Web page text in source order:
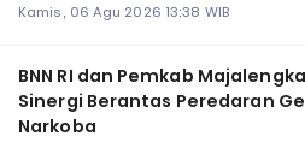
Kamis, 06 Agu 2026 13:38 WIB
BNN RI dan Pemkab
Sinergi Berantas Peredaran
Narkoba